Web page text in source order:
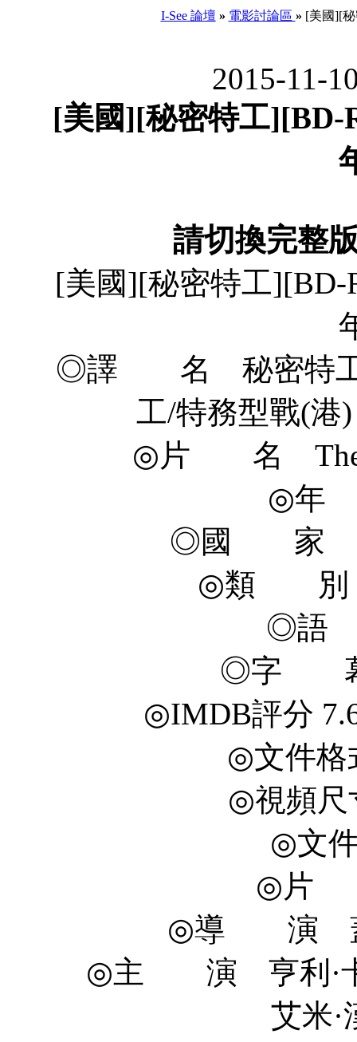
I-See 論壇 » 電影討論區 » [美國][
2015-11-
[美國][秘密特工][BD-
請切換完整
[美國][秘密特工][BD-
◎譯 名 秘密特工/
工/特務型戰(港
◎片 名 The
◎年
◎國 家 美
◎類 別
◎語
◎字 幕
◎IMDB評分
◎文件
◎視頻尺
◎文
◎片
◎導 演 蓋·
◎主 演 亨利·卡
艾米·漢莫